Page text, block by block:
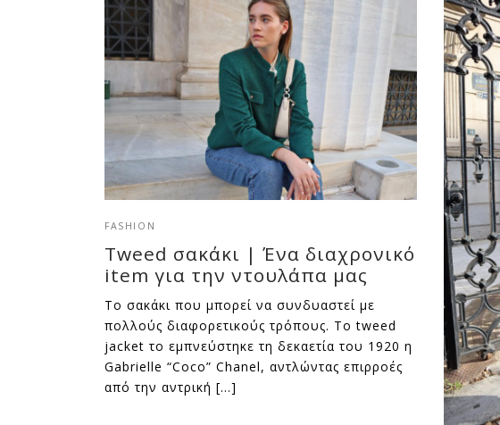
FASHION
Tweed σακάκι | Ένα διαχρονικό
item για την ντουλάπα μας
Το σακάκι που μπορεί να συνδυαστεί με
πολλούς διαφορετικούς τρόπους. Το tweed
jacket το εμπνεύστηκε τη δεκαετία του 1920 η
Gabrielle “Coco” Chanel, αντλώντας επιρροές
από την αντρική […]